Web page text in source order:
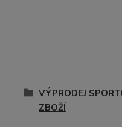
VÝPRODEJ
ZBOŽÍ